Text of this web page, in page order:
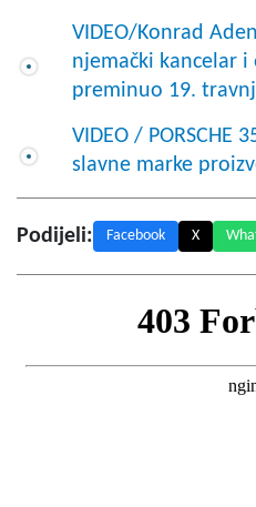
VIDEO/Konrad
njemački kancelar
preminuo 19.
VIDEO / PORSCHE
slavne marke
Podijeli: Facebook X